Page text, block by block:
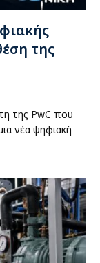
της
της PwC που
νέα ψηφιακή